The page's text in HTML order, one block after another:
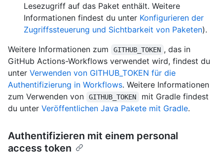
Lesezugriff auf das Paket enthält. Weitere
Informationen findest du unter Konfigurieren der
Zugriffssteuerung und Sichtbarkeit von Paketen).
Weitere Informationen zum
GITHUB_TOKEN , das in
GitHub Actions-Workflows verwendet wird, findest du
unter Verwenden von GITHUB_TOKEN für die
Authentifizierung in Workflows. Weitere Informationen
zum Verwenden von
GITHUB_TOKEN
mit Gradle findest
du unter Veröffentlichen Java Pakete mit Gradle.
Authentifizieren mit einem personal
access token